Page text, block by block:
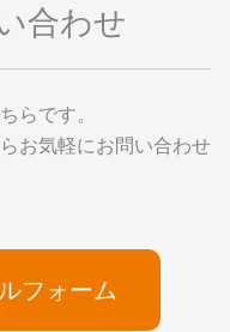
合わせ
らです。
お気軽にお問い合わせ
フォーム